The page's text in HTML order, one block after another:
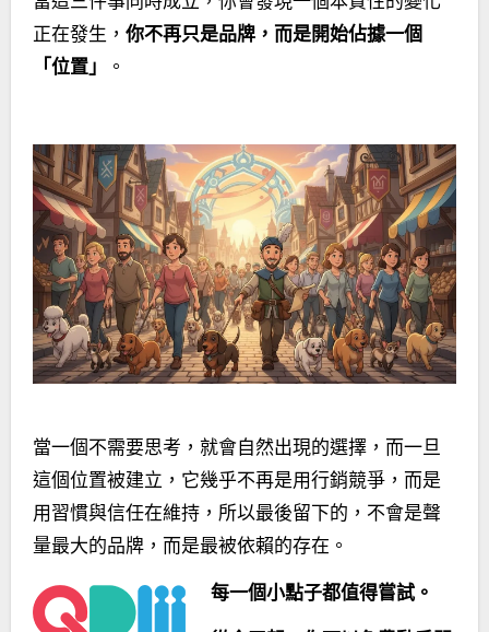
正在發生， 你不再只是品牌，而是開始佔據一個
「位置」
。
當一個不需要思考，就會自然出現的選擇，而一旦
這個位置被建立，它幾乎不再是用行銷競爭，而是
用習慣與信任在維持，所以最後留下的，不會是聲
量最大的品牌，而是最被依賴的存在。
每一個小點子都值得嘗試。